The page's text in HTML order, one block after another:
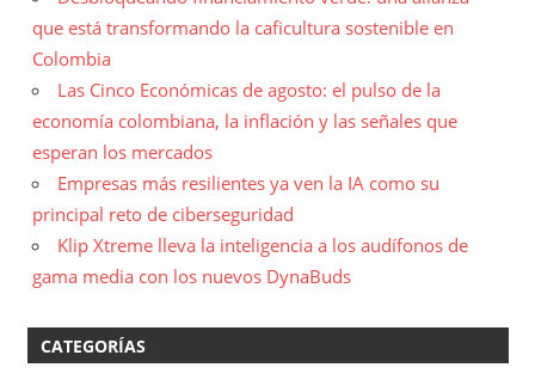
que está transformando la caficultura sostenible en
Colombia
Las Cinco Económicas de agosto: el pulso de la
economía colombiana, la inflación y las señales que
esperan los mercados
Empresas más resilientes ya ven la IA como su
principal reto de ciberseguridad
Klip Xtreme lleva la inteligencia a los audífonos de
gama media con los nuevos DynaBuds
CATEGORÍAS